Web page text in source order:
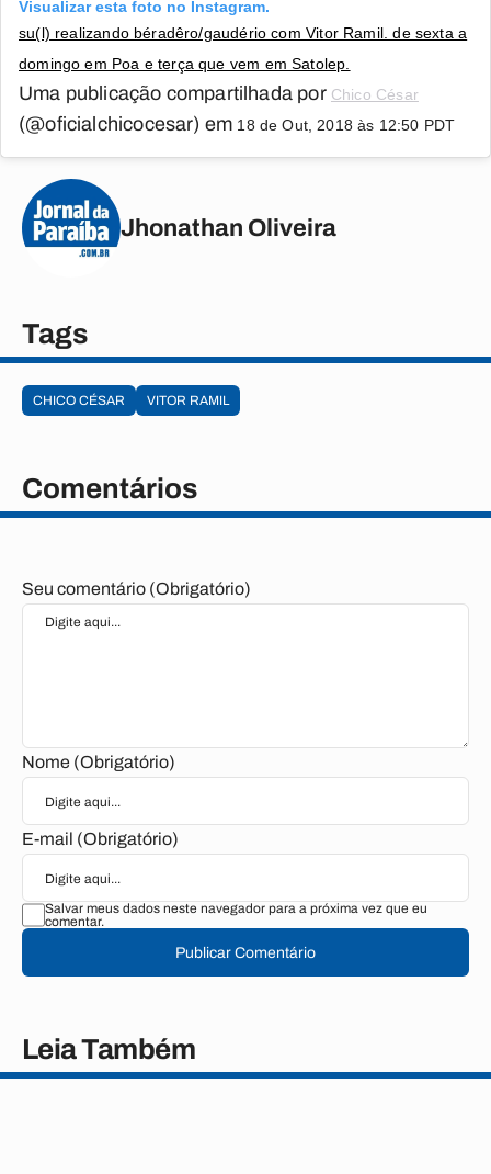
Visualizar esta foto no Instagram.
su(l) realizando béradêro/gaudério com Vitor Ramil. de sexta a
domingo em Poa e terça que vem em Satolep.
Uma publicação compartilhada por Chico César
(@oficialchicocesar) em 18 de Out, 2018 às 12:50 PDT
Jhonathan Oliveira
Tags
CHICO CÉSAR VITOR RAMIL
Comentários
Seu comentário (Obrigatório)
Nome (Obrigatório)
E-mail (Obrigatório)
Salvar meus dados neste navegador para a próxima vez que eu
comentar.
Publicar Comentário
Leia Também